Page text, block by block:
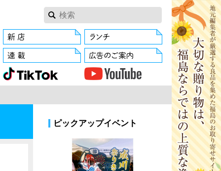
ピックアップイベント